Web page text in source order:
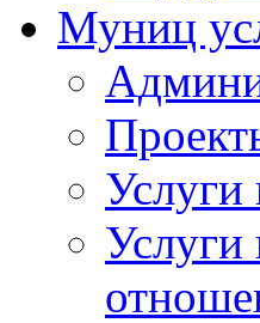
Муниц
Услуги